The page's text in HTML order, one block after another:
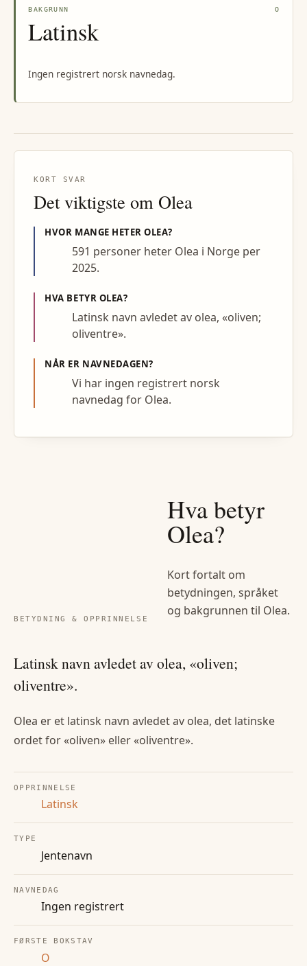
BAKGRUNN O
Latinsk
Ingen registrert norsk navnedag.
KORT SVAR
Det viktigste om Olea
HVOR MANGE HETEROLEA?
591 personer heter Olea i Norge per
2025.
HVA BETYR OLEA?
Latinsk navn avledet av olea, «oliven;
oliventre».
NÅR ER NAVNEDAGEN?
Vi har ingen registrert norsk
navnedag for Olea.
BETYDNING & OPPRINNELSE
Hva betyr
Olea?
Kort fortalt om
betydningen, språket
og bakgrunnen til Olea.
Latinsk navn avledet av olea, «oliven;
oliventre».
Olea er et latinsk navn avledet av olea, det latinske
ordet for «oliven» eller «oliventre».
OPPRINNELSE
Latinsk
TYPE
Jentenavn
NAVNEDAG
Ingen registrert
FØRSTE BOKSTAV
O